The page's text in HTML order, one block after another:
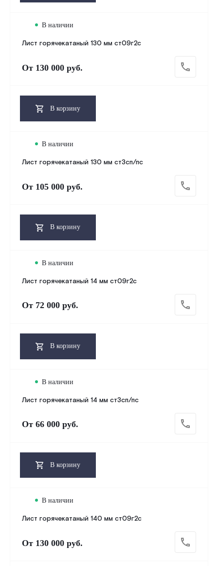
Лист горячекатаный 130 мм ст09г2с
В наличии
От 130 000 руб.
В корзину
Лист горячекатаный 130 мм ст3сп/пс
В наличии
От 105 000 руб.
В корзину
Лист горячекатаный 14 мм ст09г2с
В наличии
От 72 000 руб.
В корзину
Лист горячекатаный 14 мм ст3сп/пс
В наличии
От 66 000 руб.
В корзину
Лист горячекатаный 140 мм ст09г2с
В наличии
От 130 000 руб.